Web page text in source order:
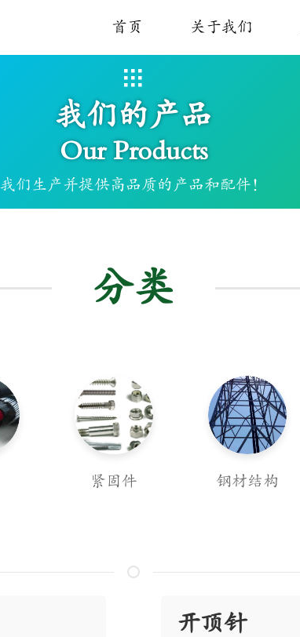
首页 关于我们
我们的产品
Our Products
我们生产并提供高品质的产品和配件！
分类
紧固件 钢材结构
开顶针